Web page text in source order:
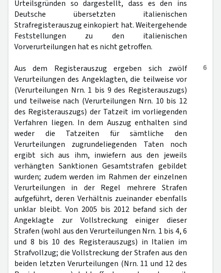
Urteilsgründen so dargestellt, dass es den ins
Deutsche übersetzten italienischen
Strafregisterauszug einkopiert hat. Weitergehende
Feststellungen zu den italienischen
Vorverurteilungen hat es nicht getroffen.
6
Aus dem Registerauszug ergeben sich zwölf
Verurteilungen des Angeklagten, die teilweise vor
(Verurteilungen Nrn. 1 bis 9 des Registerauszugs)
und teilweise nach (Verurteilungen Nrn. 10 bis 12
des Registerauszugs) der Tatzeit im vorliegenden
Verfahren liegen. In dem Auszug enthalten sind
weder die Tatzeiten für sämtliche den
Verurteilungen zugrundeliegenden Taten noch
ergibt sich aus ihm, inwiefern aus den jeweils
verhängten Sanktionen Gesamtstrafen gebildet
wurden; zudem werden im Rahmen der einzelnen
Verurteilungen in der Regel mehrere Strafen
aufgeführt, deren Verhältnis zueinander ebenfalls
unklar bleibt. Von 2005 bis 2012 befand sich der
Angeklagte zur Vollstreckung einiger dieser
Strafen (wohl aus den Verurteilungen Nrn. 1 bis 4, 6
und 8 bis 10 des Registerauszugs) in Italien im
Strafvollzug; die Vollstreckung der Strafen aus den
beiden letzten Verurteilungen (Nrn. 11 und 12 des